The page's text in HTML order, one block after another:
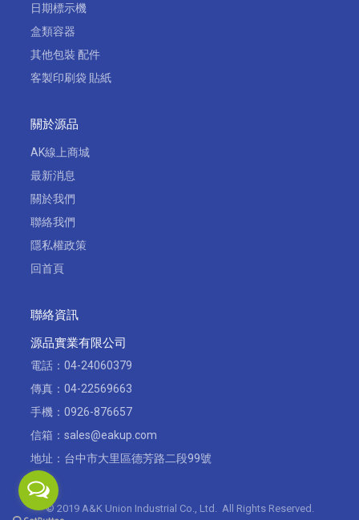
日期標示機
盒類容器
其他包裝 配件
客製印刷袋 貼紙
關於源品
AK線上商城
最新消息
關於我們
聯絡我們
隱私權政策
回首頁
聯絡資訊
源品實業有限公司
電話： 04-24060379
傳真：04-22569663
手機： 0926-876657
信箱： sales@eakup.com
地址： 台中市大里區德芳路二段99號
© 2019 A&K Union Industrial Co., Ltd. All Rights Reserved.